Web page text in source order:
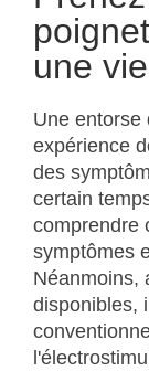
une
Une entorse
expérience
des
certain
comprendre
symptômes
Néanmoins,
disponibles,